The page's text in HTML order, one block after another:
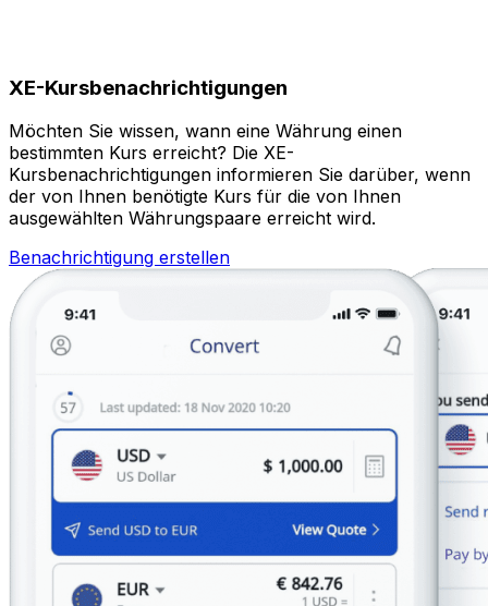
XE-Kursbenachrichtigungen
Möchten Sie wissen, wann eine Währung einen
bestimmten Kurs erreicht? Die XE-
Kursbenachrichtigungen informieren Sie darüber, wenn
der von Ihnen benötigte Kurs für die von Ihnen
ausgewählten Währungspaare erreicht wird.
Benachrichtigung erstellen